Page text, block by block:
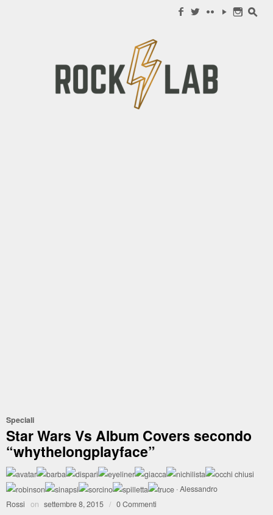
f w c y n s
Speciali
Star Wars Vs Album Covers secondo
“whythelongplayface”
·Alessandro
Rossi on settembre 8, 2015 / 0 Commenti